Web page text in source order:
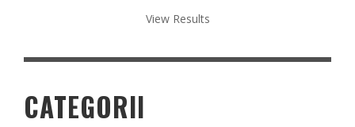
View Results
CATEGORII